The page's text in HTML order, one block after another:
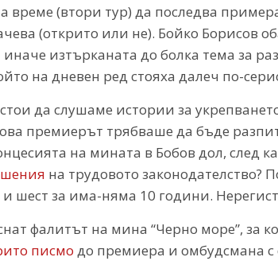
време (втори тур) да последва
(открито или не). Бойко Борисов
изтърканата до болка тема за
на дневен ред стояха далеч по-
да слушаме истории за
премиерът трябваше да бъде
на мината в Бобов дол, след
на трудовото законодателство?
и шест за има-няма 10 години.
фалитът на мина “Черно море”, за
писмо до премиера и омбудсмана с